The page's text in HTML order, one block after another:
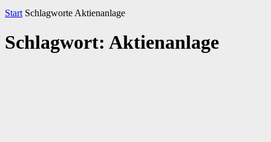
Start Schlagworte Aktienanlage
Schlagwort: Aktienanlage